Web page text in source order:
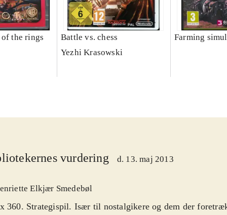
the rings
Battle vs. chess
Yezhi Krasowski
Farming
vurdering d. 13. maj 2013
Elkjær Smedebøl
360. Strategispil. Især til nostalgikere og dem der